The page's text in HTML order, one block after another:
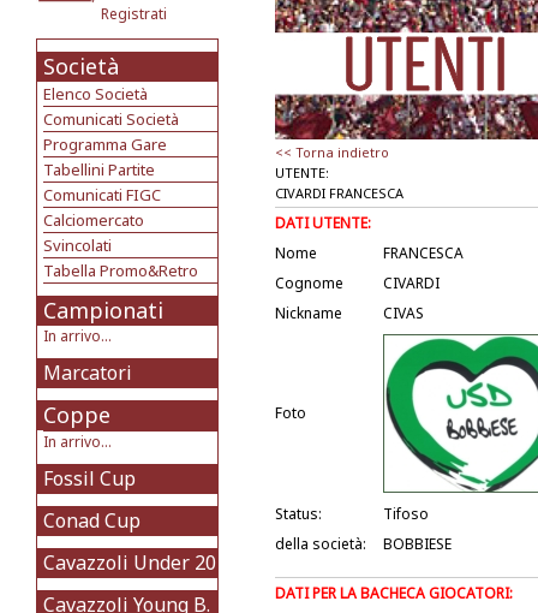
Registrati
Società
Elenco Società
Comunicati Società
Programma Gare
Tabellini Partite
Comunicati FIGC
Calciomercato
Svincolati
Tabella Promo&Retro
Campionati
In arrivo...
Marcatori
Coppe
In arrivo...
Fossil Cup
Conad Cup
Cavazzoli Under 20
Cavazzoli Young B.
<< Torna indietro
UTENTE:
CIVARDI FRANCESCA
DATI UTENTE:
Nome
FRANCESCA
Cognome
CIVARDI
Nickname
CIVAS
Foto
Status:
Tifoso
della società:
BOBBIESE
DATI PER LA BACHECA GIOCATORI: